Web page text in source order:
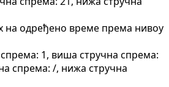
на одређено време према нивоу
1, виша стручна спрема:
спрема: /, нижа стручна